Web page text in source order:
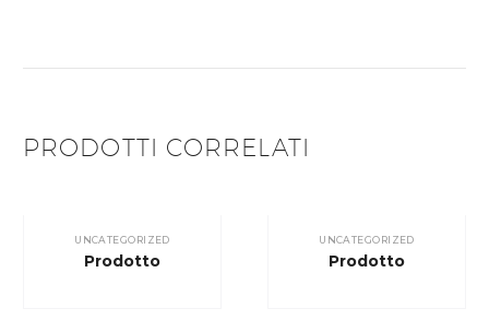
PRODOTTI CORRELATI
UNCATEGORIZED
Prodotto
UNCATEGORIZED
Prodotto